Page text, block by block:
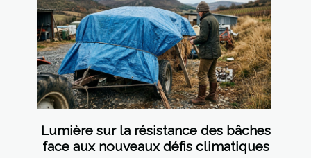
Lumière sur la résistance des bâches
face aux nouveaux défis climatiques